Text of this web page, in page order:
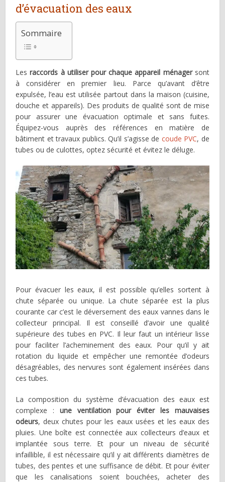
d’évacuation des eaux
Sommaire
Lesraccords à utiliser pour chaque appareil ménagersont
à considérer en premier lieu. Parce qu’avant d’être
expulsée, l’eau est utilisée partout dans la maison (cuisine,
douche et appareils). Des produits de qualité sont de mise
pour assurer une évacuation optimale et sans fuites.
Équipez-vous auprès des références en matière de
bâtiment et travaux publics. Qu’il s’agisse de coude PVC, de
tubes ou de culottes, optez sécurité et évitez le déluge.
Pour évacuer les eaux, il est possible qu’elles sortent à
chute séparée ou unique. La chute séparée est la plus
courante car c’est le déversement des eaux vannes dans le
collecteur principal. Il est conseillé d’avoir une qualité
supérieure des tubes en PVC. Il leur faut un intérieur lisse
pour faciliter l’acheminement des eaux. Pour qu’il y ait
rotation du liquide et empêcher une remontée d’odeurs
désagréables, des nervures sont également insérées dans
ces tubes.
La composition du système d’évacuation des eaux est
complexe : une ventilation pour éviter les mauvaises
odeurs, deux chutes pour les eaux usées et les eaux des
pluies. Une boîte est connectée aux collecteurs d’eaux et
implantée sous terre. Et pour un niveau de sécurité
infaillible, il est nécessaire qu’il y ait différents diamètres de
tubes, des pentes et une suffisance de débit. Et pour éviter
que les canalisations soient bouchées, acheter des